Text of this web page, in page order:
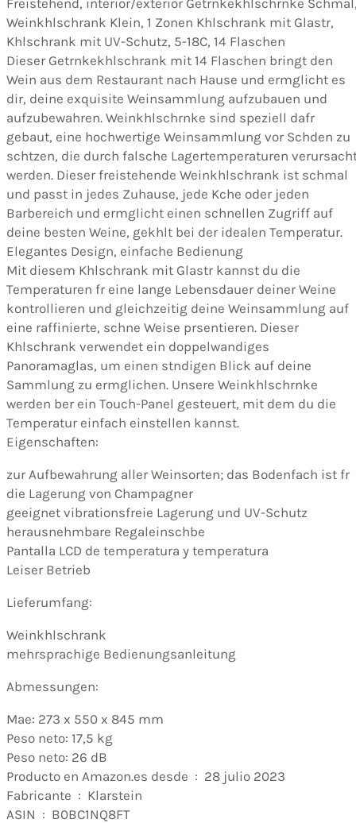
Weinkhlschrank Klein, 1 Zonen Khlschrank mit Glastr,
Khlschrank mit UV-Schutz, 5-18C, 14 Flaschen
Dieser Getrnkekhlschrank mit 14 Flaschen bringt den
Wein aus dem Restaurant nach Hause und ermglicht es
dir, deine exquisite Weinsammlung aufzubauen und
aufzubewahren. Weinkhlschrnke sind speziell dafr
gebaut, eine hochwertige Weinsammlung vor Schden zu
schtzen, die durch falsche Lagertemperaturen
werden. Dieser freistehende Weinkhlschrank ist schmal
und passt in jedes Zuhause, jede Kche oder jeden
Barbereich und ermglicht einen schnellen Zugriff auf
deine besten Weine, gekhlt bei der idealen Temperatur.
Elegantes Design, einfache Bedienung
Mit diesem Khlschrank mit Glastr kannst du die
Temperaturen fr eine lange Lebensdauer deiner Weine
kontrollieren und gleichzeitig deine Weinsammlung auf
eine raffinierte, schne Weise prsentieren. Dieser
Khlschrank verwendet ein doppelwandiges
Panoramaglas, um einen stndigen Blick auf deine
Sammlung zu ermglichen. Unsere Weinkhlschrnke
werden ber ein Touch-Panel gesteuert, mit dem du die
Temperatur einfach einstellen kannst.
Eigenschaften:
zur Aufbewahrung aller Weinsorten; das Bodenfach ist fr
die Lagerung von Champagner
geeignet vibrationsfreie Lagerung und UV-Schutz
herausnehmbare Regaleinschbe
Pantalla LCD de temperatura y temperatura
Leiser Betrieb
Lieferumfang:
Weinkhlschrank
mehrsprachige Bedienungsanleitung
Abmessungen:
Mae: 273 x 550 x 845 mm
Peso neto: 17,5 kg
Peso neto: 26 dB
Producto en Amazon.es desde ‏ : ‎ 28 julio 2023
Fabricante ‏ : ‎ Klarstein
ASIN ‏ : ‎ B0BC1NQ8FT